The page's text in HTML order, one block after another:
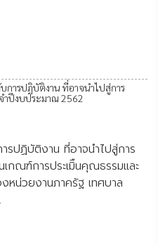
การปฏิบัติงาน ที่อาจนำไปสู่การ
ปีงบประมาณ 2562
ารปฏิบัติงาน ที่อาจนำไปสู่การ
กณฑ์การประเมิืนคุณธรรมและ
งหน่วยงานภาครัฐ เทศบาล